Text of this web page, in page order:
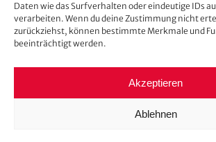
Daten wie das Surfverhalten oder eindeutige IDs
verarbeiten. Wenn du deine Zustimmung nicht
zurückziehst, können bestimmte Merkmale und
beeinträchtigt werden.
Akzeptieren
Ablehnen